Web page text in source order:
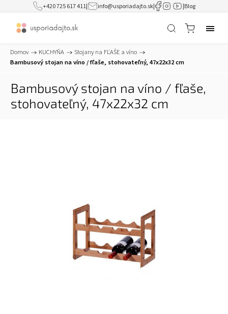
+420 725 617 411| info@usporiadajto.sk| |Blog
Domov / KUCHYŇA / Stojany na FĽAŠE a víno /
Bambusový stojan na víno / fľaše, stohovateľný, 47x22x32 cm
Bambusový stojan na víno / fľaše,
stohovateľný, 47x22x32 cm